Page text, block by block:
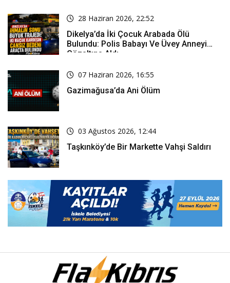
28 Haziran 2026, 22:52
Dikelya’da İki Çocuk Arabada Ölü
Bulundu: Polis Babayı Ve Üvey Anneyi
Gözaltına Aldı
07 Haziran 2026, 16:55
Gazimağusa’da Ani Ölüm
03 Ağustos 2026, 12:44
Taşkınköy’de Bir Markette Vahşi Saldırı